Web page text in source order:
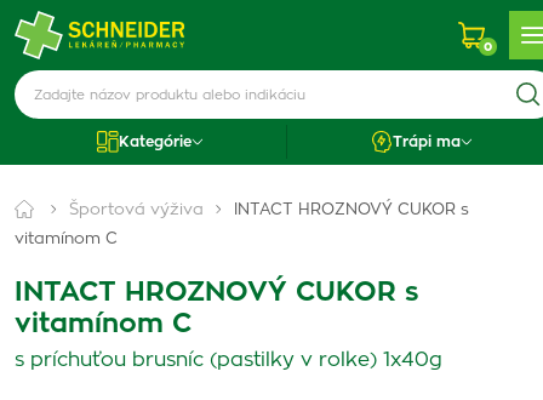
0
Kategórie Trápi ma
Športová výživa
INTACT HROZNOVÝ CUKOR s
vitamínom C
INTACT HROZNOVÝ CUKOR s
vitamínom C
s príchuťou brusníc (pastilky v rolke) 1x40g